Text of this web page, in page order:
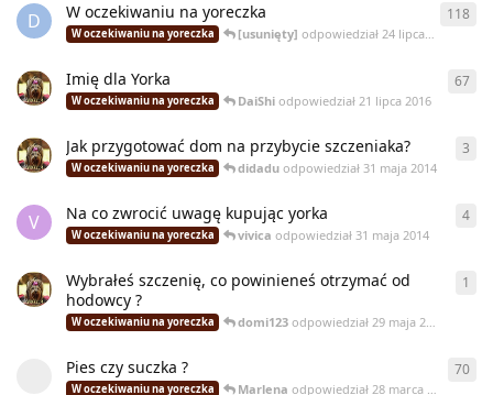
D W oczekiwaniu na yoreczka
W oczekiwaniu na yoreczka [usunięty] odpowiedział24 lipca 2016
118
Imię dla Yorka
W oczekiwaniu na yoreczka DaiShi odpowiedział21 lipca 2016
67
Jak przygotować dom na przybycie szczeniaka?
W oczekiwaniu na yoreczka didadu odpowiedział31 maja 2014
3
V Na co zwrocić uwagę kupując yorka
W oczekiwaniu na yoreczka vivica odpowiedział31 maja 2014
4
Wybrałeś szczenię, co powinieneś otrzymać od
hodowcy ?
W oczekiwaniu na yoreczka domi123 odpowiedział29 maja 2014
1
Pies czy suczka ?
W oczekiwaniu na yoreczka Marlena odpowiedział28 marca 2013
70